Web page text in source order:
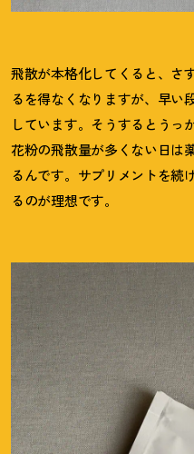
飛散が本格化してくると、さ
るを得なくなりますが、早い
しています。そうするとうっ
花粉の飛散量が多くない日は
るんです。サプリメントを続
るのが理想です。